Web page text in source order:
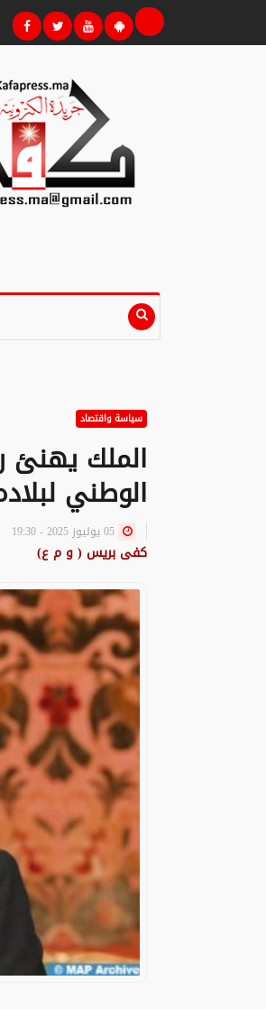
سياسة واقتصاد
الملك يهنئ
الوطني
كفى بريس ( و م ع)